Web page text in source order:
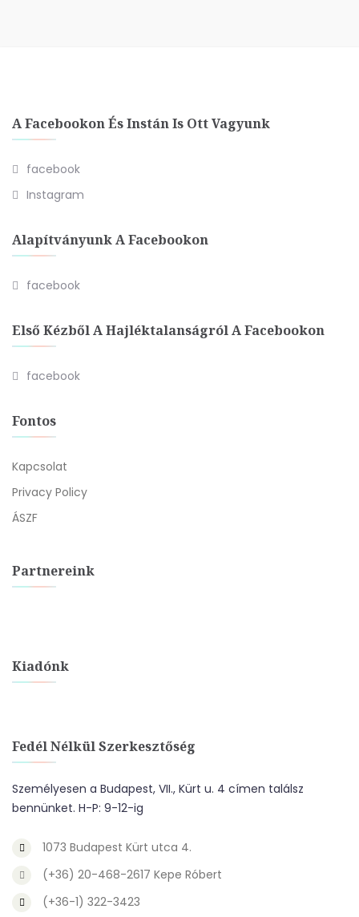
A Facebookon És Instán Is Ott Vagyunk
facebook
Instagram
Alapítványunk A Facebookon
facebook
Első Kézből A Hajléktalanságról A Facebookon
facebook
Fontos
Kapcsolat
Privacy Policy
ÁSZF
Partnereink
Kiadónk
Fedél Nélkül Szerkesztőség
Személyesen a Budapest, VII., Kürt u. 4 címen találsz
bennünket. H-P: 9-12-ig
1073 Budapest Kürt utca 4.
(+36) 20-468-2617 Kepe Róbert
(+36-1) 322-3423